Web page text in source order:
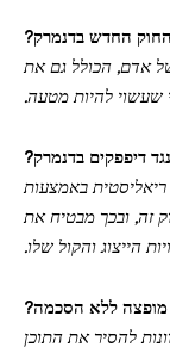
החדש בדנמרק?
של אדם, הכולל גם את
שעשוי להיות מטעה.
דיפפקים בדנמרק?
באמצעות
זה, ובכך מבטיח את
הייצוג והקול שלו.
מופצה ללא הסכמה?
להסיר את התוכן